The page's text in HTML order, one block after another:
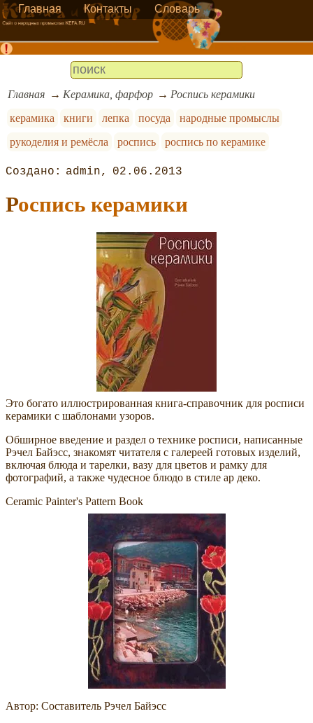
Главная Контакты Словарь
Главная Керамика, фарфор
Роспись керамики
керамика
книги лепка посуда
народные промыслы
рукоделия и ремёсла
роспись роспись по керамике
admin 02.06.2013
Роспись керамики
Это богато иллюстрированная книга-справочник для росписи
керамики с шаблонами узоров.
Обширное введение и раздел о технике росписи, написанные
Рэчел Байэсс, знакомят читателя с галереей готовых изделий,
включая блюда и тарелки, вазу для цветов и рамку для
фотографий, а также чудесное блюдо в стиле ар деко.
Ceramic Painter's Pattern Book
Автор: Составитель Рэчел Байэсс